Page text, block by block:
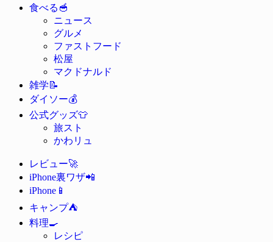
食べる 🥣
ニュース
グルメ
ファストフード
松屋
マクドナルド
雑学📝
ダイソー💰
公式グッズ👕
旅スト
かわリュ
レビュー🚀
iPhone裏ワザ📲
iPhone 📱
キャンプ⛺
料理🍳
レシピ